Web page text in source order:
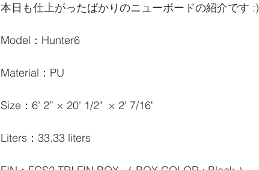
本日も仕上がったばかりのニューボードの紹介です :)
Model：Hunter6
Material：PU
Size：6' 2” × 20' 1/2"  × 2' 7/16"
Liters：33.33 liters